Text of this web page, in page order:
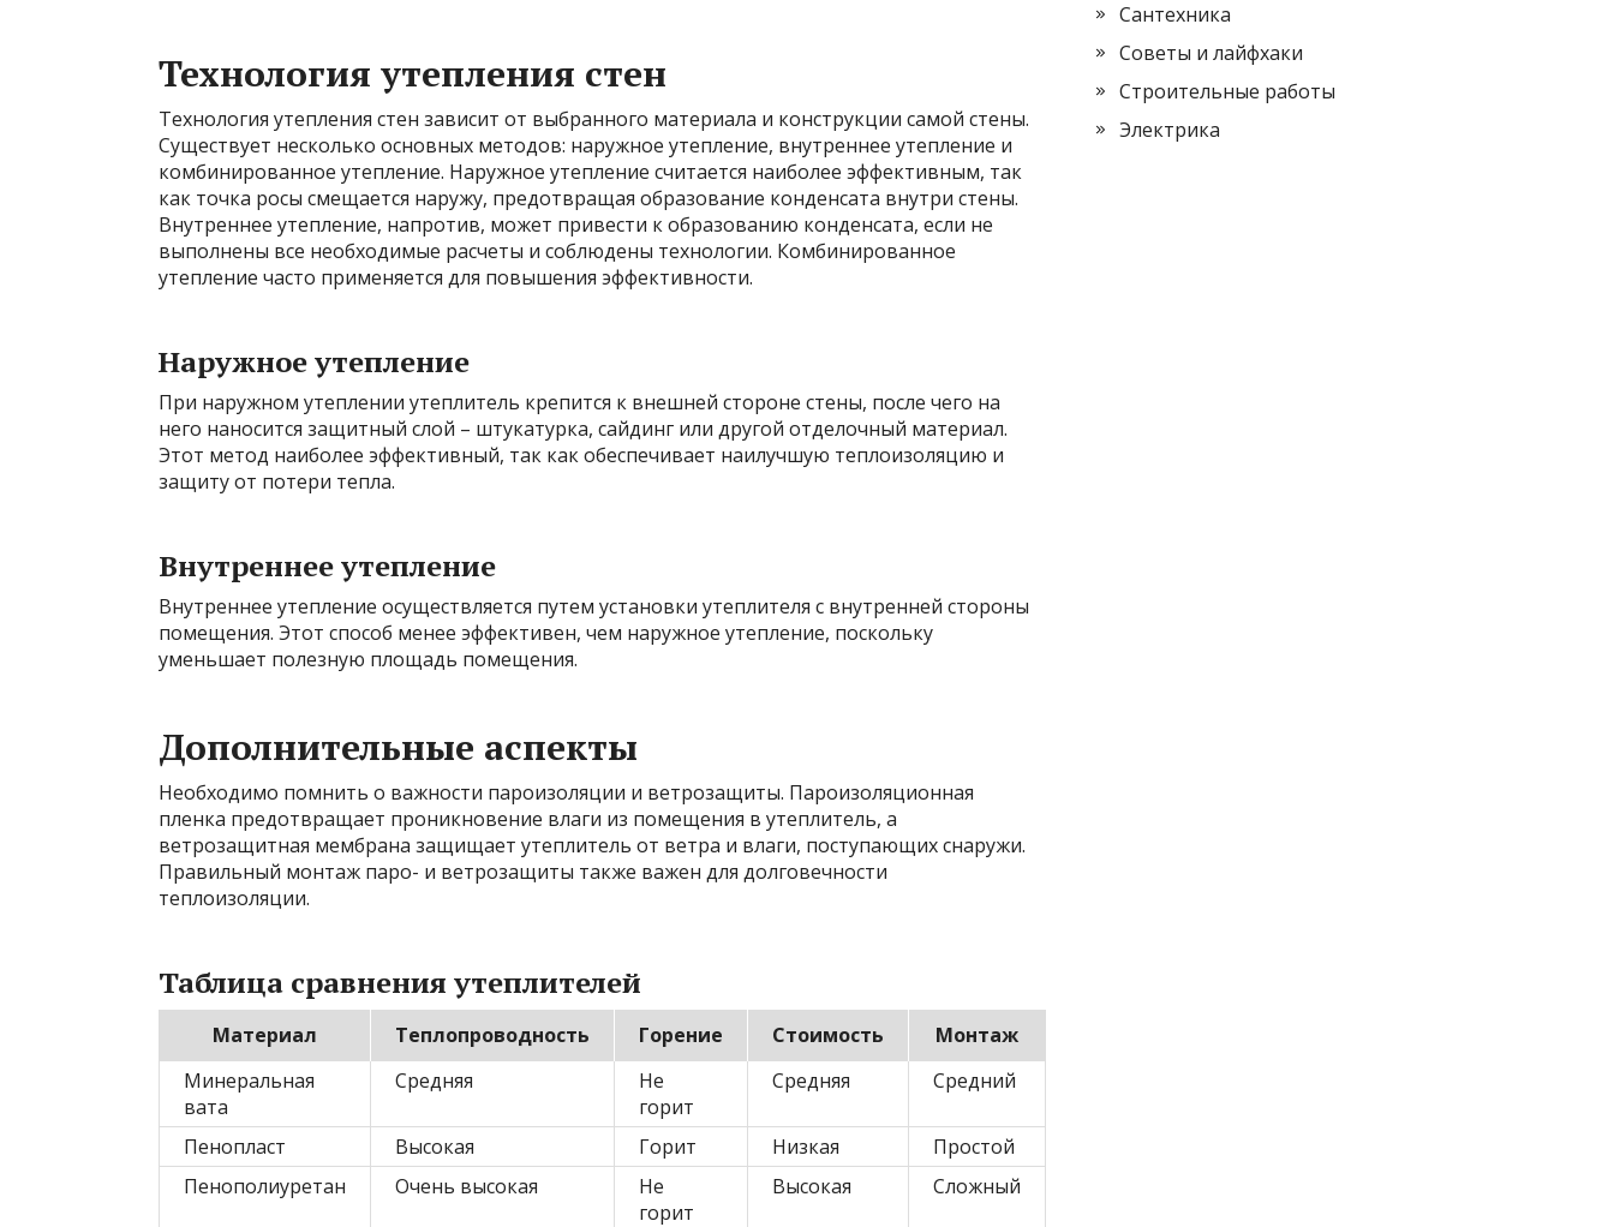
Технология утепления стен
Технология утепления стен зависит от выбранного материала и конструкции самой стены.
Существует несколько основных методов: наружное утепление, внутреннее утепление и
комбинированное утепление. Наружное утепление считается наиболее эффективным, так
как точка росы смещается наружу, предотвращая образование конденсата внутри стены.
Внутреннее утепление, напротив, может привести к образованию конденсата, если не
выполнены все необходимые расчеты и соблюдены технологии. Комбинированное
утепление часто применяется для повышения эффективности.
Наружное утепление
При наружном утеплении утеплитель крепится к внешней стороне стены, после чего на
него наносится защитный слой – штукатурка, сайдинг или другой отделочный материал.
Этот метод наиболее эффективный, так как обеспечивает наилучшую теплоизоляцию и
защиту от потери тепла.
Внутреннее утепление
Внутреннее утепление осуществляется путем установки утеплителя с внутренней стороны
помещения. Этот способ менее эффективен, чем наружное утепление, поскольку
уменьшает полезную площадь помещения.
Дополнительные аспекты
Необходимо помнить о важности пароизоляции и ветрозащиты. Пароизоляционная
пленка предотвращает проникновение влаги из помещения в утеплитель, а
ветрозащитная мембрана защищает утеплитель от ветра и влаги, поступающих снаружи.
Правильный монтаж паро- и ветрозащиты также важен для долговечности
теплоизоляции.
Таблица сравнения утеплителей
Материал Теплопроводность Горение Стоимость
Монтаж
Минеральная
вата
Средняя
Не
горит
Средняя Средний
Пенопласт Высокая Горит Низкая
Простой
Пенополиуретан
Очень высокая
Не
горит
Высокая Сложный
Сантехника
Советы и лайфхаки
Строительные работы
Электрика